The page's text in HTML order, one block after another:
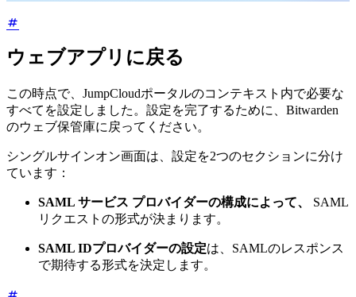
ウェブアプリに戻る
この時点で、JumpCloudポータルのコンテキスト内で必要な
すべてを設定しました。設定を完了するために、Bitwarden
のウェブ保管庫に戻ってください。
シングルサインオン画面は、設定を2つのセクションに分け
ています：
SAML サービス プロバイダーの構成によって、
SAML
リクエストの形式が決まります。
SAML IDプロバイダーの設定は、SAMLのレスポンス
で期待する形式を決定します。